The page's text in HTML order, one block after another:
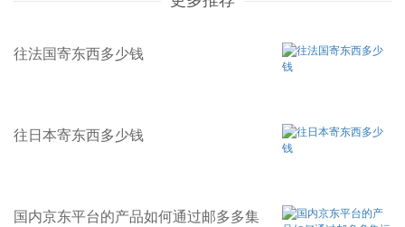
往法国寄东西多少钱
往日本寄东西多少钱
国内京东平台的产品如何通过邮多多集